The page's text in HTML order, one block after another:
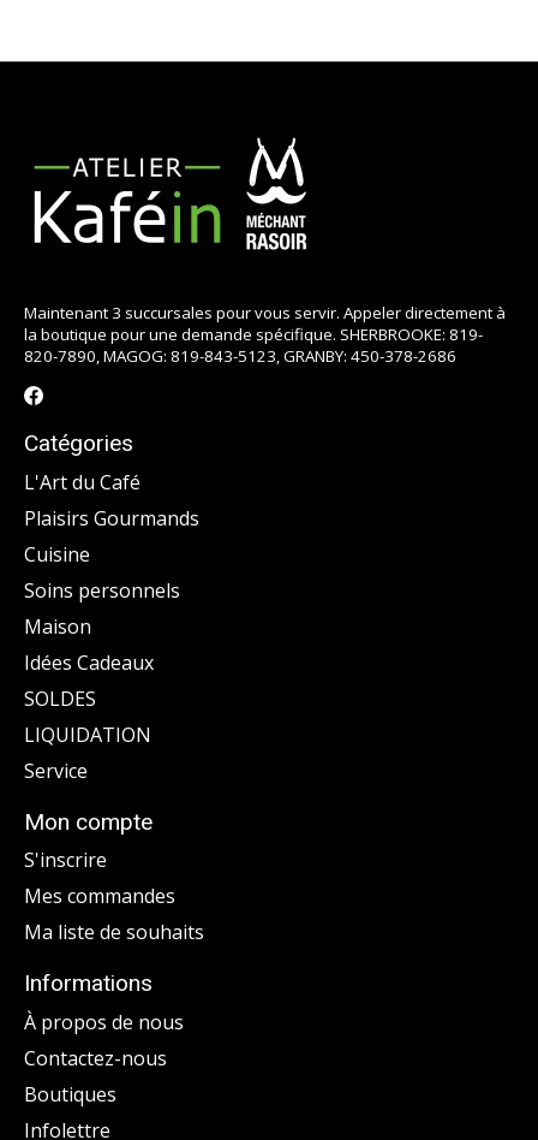
Maintenant 3 succursales pour vous servir. Appeler directement à
la boutique pour une demande spécifique. SHERBROOKE: 819-
820-7890, MAGOG: 819-843-5123, GRANBY: 450-378-2686
Catégories
L'Art du Café
Plaisirs Gourmands
Cuisine
Soins personnels
Maison
Idées Cadeaux
SOLDES
LIQUIDATION
Service
Mon compte
S'inscrire
Mes commandes
Ma liste de souhaits
Informations
À propos de nous
Contactez-nous
Boutiques
Infolettre